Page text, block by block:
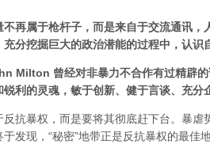
再属于枪杆子，而是来自于交流通讯
分挖掘巨大的政治潜能的过程中，认识
Milton 曾经对非暴力不合作有过精辟
利的灵魂，敏于创新、健于言谈、充分
抗暴权，而是要将其彻底赶下台。暴虐
发现，“秘密”地带正是反抗暴权的最佳